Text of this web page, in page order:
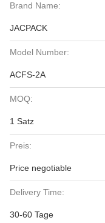
Brand Name:
JACPACK
Model Number:
ACFS-2A
MOQ:
1 Satz
Preis:
Price negotiable
Delivery Time:
30-60 Tage